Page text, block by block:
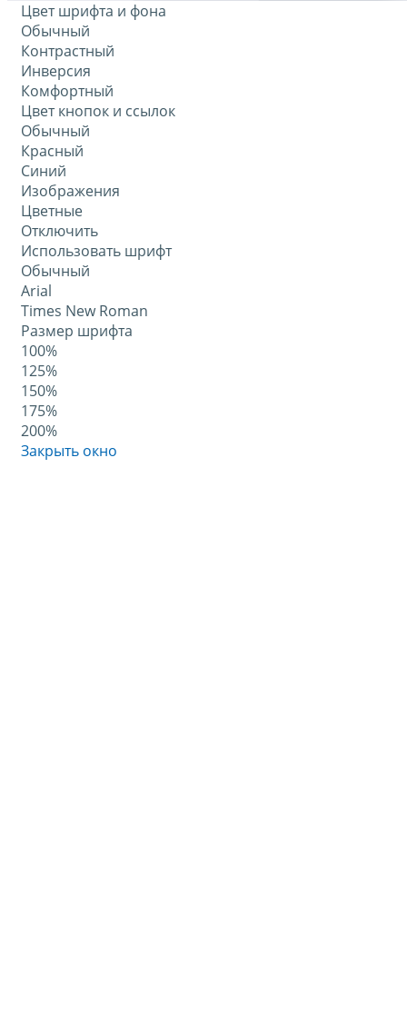
Цвет шрифта и фона
Обычный
Контрастный
Инверсия
Комфортный
Цвет кнопок и ссылок
Обычный
Красный
Синий
Изображения
Цветные
Отключить
Использовать шрифт
Обычный
Arial
Times New Roman
Размер шрифта
100%
125%
150%
175%
200%
Закрыть окно